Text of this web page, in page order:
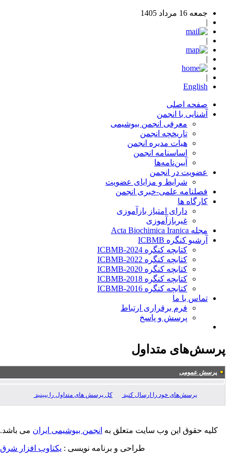
جمعه 16 مرداد 1405
English
صفحه اصلی
آشنایی با انجمن
معرفی انجمن بیوشیمی
تاریخچه انجمن
هیات مدیره انجمن
اساسنامه‌ انجمن
آیین‌نامه‌ها
عضویت در انجمن
شرایط و مزایای عضویت
فصلنامه علمی-خبری انجمن
کارگاه ها
دارای امتیاز بازآموزی
غیربازآموزی
مجله Acta Biochimica Iranica
آرشیو کنگره ICBMB
کتابچه کنگره ICBMB-2024
کتابچه کنگره ICBMB-2022
کتابچه کنگره ICBMB-2020
کتابچه کنگره ICBMB-2018
کتابچه کنگره ICBMB-2016
تماس با ما
فرم برقراری ارتباط
پرسش و پاسخ
متداول
پرسش عمومی
پرسش‌های خود را ارسال کنید کل پرسش های متداول را ببینید
کلیه حقوق این وب سایت متعلق بهانجمن بیوشیمی ایرانمی باشد.
طراحی و برنامه نویسی : یکتاوب افزار شرق